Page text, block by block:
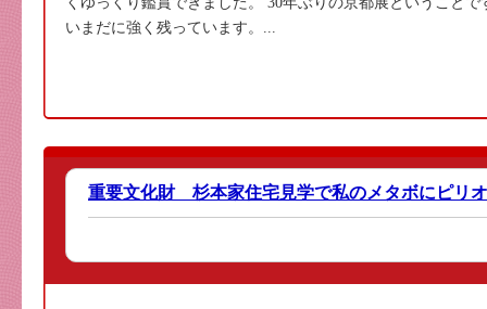
いまだに強く残っています。...
重要文化財 杉本家住宅見学で私のメタボにピリ